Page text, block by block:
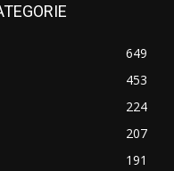
649
453
224
207
191